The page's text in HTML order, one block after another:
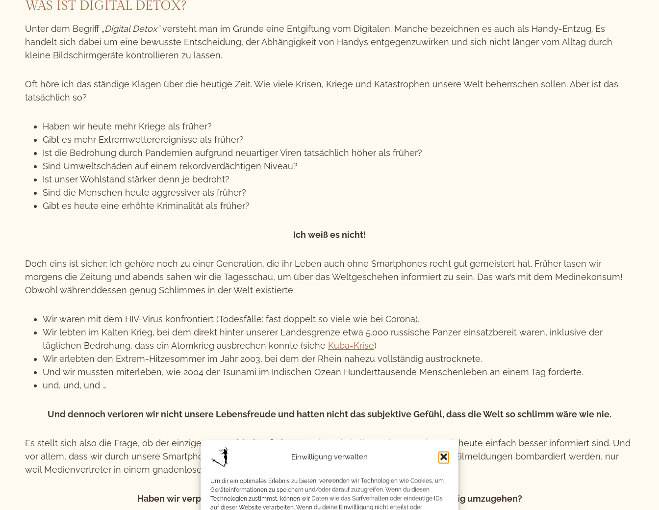
Einwilligung verwalten
Um dir ein optimales Erlebnis zu bieten, verwenden wir Technologien wie Cookies, um
Geräteinformationen zu speichern und/oder darauf zuzugreifen. Wenn du diesen
Technologien zustimmst, können wir Daten wie das Surfverhalten oder eindeutige IDs
auf dieser Website verarbeiten. Wenn du deine Einwillligung nicht erteilst oder
WAS IST DIGITAL DETOX?
Unter dem Begriff „Digital Detox“versteht man im Grunde eine Entgiftung vom Digitalen. Manche bezeichnen es auch als Handy-Entzug. Es
handelt sich dabei um eine bewusste Entscheidung, der Abhängigkeit von Handys entgegenzuwirken und sich nicht länger vom Alltag durch
kleine Bildschirmgeräte kontrollieren zu lassen.
Oft höre ich das ständige Klagen über die heutige Zeit. Wie viele Krisen, Kriege und Katastrophen unsere Welt beherrschen sollen. Aber ist das
tatsächlich so?
Haben wir heute mehr Kriege als früher?
Gibt es mehr Extremwetterereignisse als früher?
Ist die Bedrohung durch Pandemien aufgrund neuartiger Viren tatsächlich höher als früher?
Sind Umweltschäden auf einem rekordverdächtigen Niveau?
Ist unser Wohlstand stärker denn je bedroht?
Sind die Menschen heute aggressiver als früher?
Gibt es heute eine erhöhte Kriminalität als früher?
Ich weiß es nicht!
Doch eins ist sicher: Ich gehöre noch zu einer Generation, die ihr Leben auch ohne Smartphones recht gut gemeistert hat. Früher lasen wir
morgens die Zeitung und abends sahen wir die Tagesschau, um über das Weltgeschehen informiert zu sein. Das war’s mit dem Medinekonsum!
Obwohl währenddessen genug Schlimmes in der Welt existierte:
Wir waren mit dem HIV-Virus konfrontiert (Todesfälle: fast doppelt so viele wie bei Corona).
Wir lebten im Kalten Krieg, bei dem direkt hinter unserer Landesgrenze etwa 5.000 russische Panzer einsatzbereit waren, inklusive der
täglichen Bedrohung, dass ein Atomkrieg ausbrechen konnte (siehe Kuba-Krise)
Wir erlebten den Extrem-Hitzesommer im Jahr 2003, bei dem der Rhein nahezu vollständig austrocknete.
Und wir mussten miterleben, wie 2004 der Tsunami im Indischen Ozean Hunderttausende Menschenleben an einem Tag forderte.
und, und, und …
Und dennoch verloren wir nicht unsere Lebensfreude und hatten nicht das subjektive Gefühl, dass die Welt so schlimm wäre wie nie.
Es stellt sich also die Frage, ob der einzige Unterschied zu früheren Zeiten darin liegen könnte, dass wir heute einfach besser informiert sind. Und
vor allem, dass wir durch unsere Smartphones nahezu rund um die Uhr mit vermeintlich dramatischen Eilmeldungen bombardiert werden, nur
weil Medienvertreter in einem gnadenlosen Wettbewerb um Klicks, Einschaltquoten und Likes stehen.
Haben wir verpasst zu erlernen, mit zu vielen Informationen und Daten richtig umzugehen?